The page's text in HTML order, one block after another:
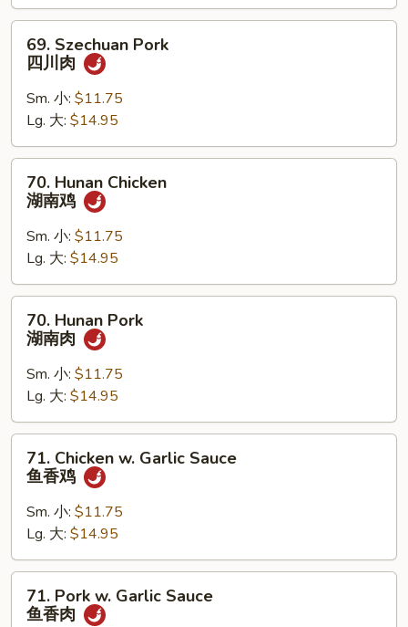
Szechuan
Pork
肉
69. Szechuan Pork
四川肉
Sm. 小: $11.75
Lg. 大: $14.95
Hunan
Chicken
鸡
70. Hunan Chicken
湖南鸡
Sm. 小: $11.75
Lg. 大: $14.95
Hunan
Pork
肉
70. Hunan Pork
湖南肉
Sm. 小: $11.75
Lg. 大: $14.95
Chicken
Garlic
Sauce
鱼
香
71. Chicken w. Garlic Sauce
鱼香鸡
Sm. 小: $11.75
Lg. 大: $14.95
Pork
71. Pork w. Garlic Sauce
鱼香肉